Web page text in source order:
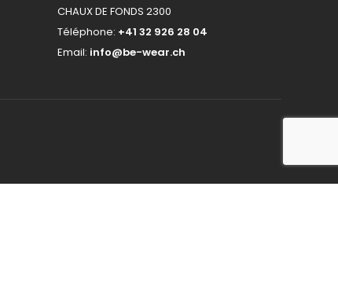
CHAUX DE FONDS 2300
Téléphone: +41 32 926 28 04
Email: info@be-wear.ch